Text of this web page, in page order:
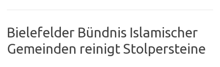
Bielefelder Bündnis Islamischer
Gemeinden reinigt Stolpersteine